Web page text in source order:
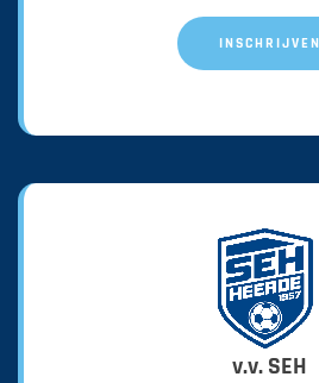
INSCHRIJVEN
v.v. SEH